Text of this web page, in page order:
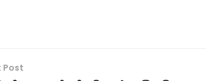
Post